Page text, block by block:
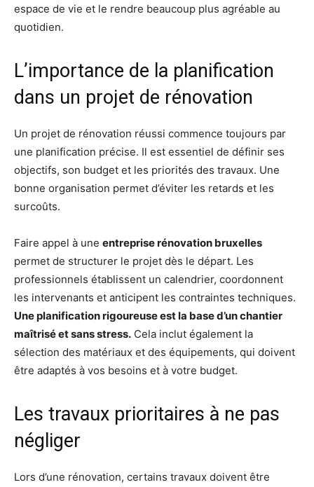
espace de vie et le rendre beaucoup plus agréable au
quotidien.
L’importance de la planification
dans un projet de rénovation
Un projet de rénovation réussi commence toujours par
une planification précise. Il est essentiel de définir ses
objectifs, son budget et les priorités des travaux. Une
bonne organisation permet d’éviter les retards et les
surcoûts.
Faire appel à une entreprise rénovation bruxelles
permet de structurer le projet dès le départ. Les
professionnels établissent un calendrier, coordonnent
les intervenants et anticipent les contraintes techniques.
Une planification rigoureuse est la base d’un chantier
maîtrisé et sans stress. Cela inclut également la
sélection des matériaux et des équipements, qui doivent
être adaptés à vos besoins et à votre budget.
Les travaux prioritaires à ne pas
négliger
Lors d’une rénovation, certains travaux doivent être